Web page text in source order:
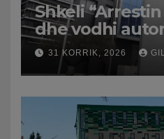
Shkeli
dhe vodhi
arrestohet 43-
31 KORRIK, 2026